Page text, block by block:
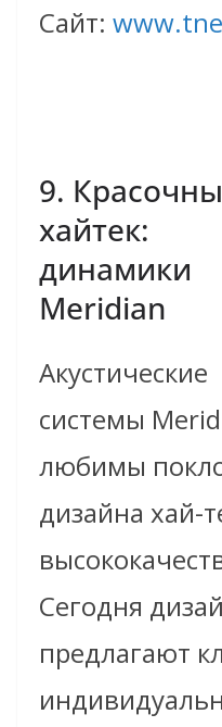
Сайт:
9.
хай­тек:
динамики
Meridian
Акустические
системы
любимы
дизайна хай-
Сегодня
предлагают